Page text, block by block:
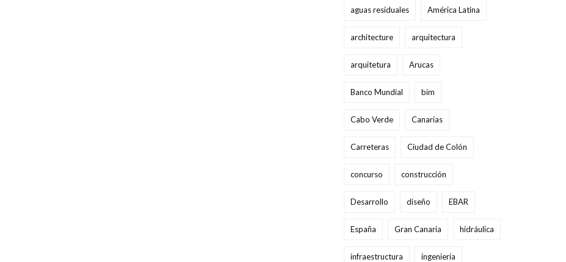
aguas residuales América Latina
architecture arquitectura
arquitetura Arucas
Banco Mundial bim
Cabo Verde Canarias
Carreteras Ciudad de Colón
concurso construcción
Desarrollo diseño EBAR
España Gran Canaria hidráulica
infraestructura ingeniería